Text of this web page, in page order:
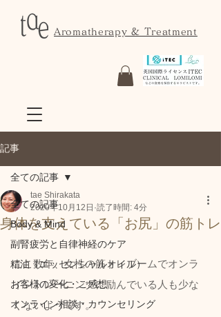
Aromatherapy & Treatment
記事
全ての記事
Body & Mind
副腎疲労と自律神経のケア
精油（エッセンシャルオイル）
お客様の変化・ご感想
オンライン相談・カウンセリング
全ての記事
身体を支えている「お尻」の筋トレ
tae Shirakata
2020年10月12日 読了時間: 4分
ここ数年、女性の筋トレブームでオンラ
イントレーニングに励んでいる人も少な
くないようです。